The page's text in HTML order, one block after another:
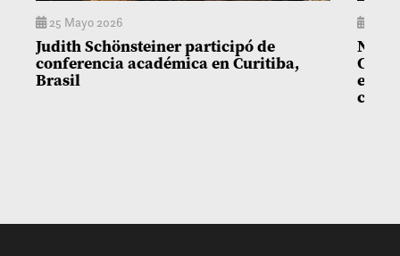
25 Mayo 2026
Judith Schönsteiner participó de
conferencia académica en Curitiba,
Brasil en